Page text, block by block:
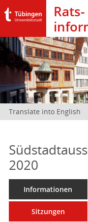
Rats­
Translate into English
2020
Informationen
Sitzungen